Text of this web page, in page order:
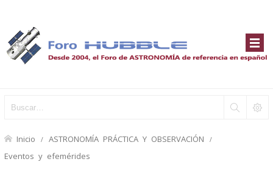
Inicio ASTRONOMÍA PRÁCTICA Y OBSERVACIÓN
Eventos y efemérides